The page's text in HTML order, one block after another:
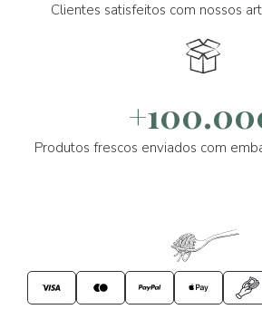
Clientes satisfeitos com nossos
Produtos frescos enviados com